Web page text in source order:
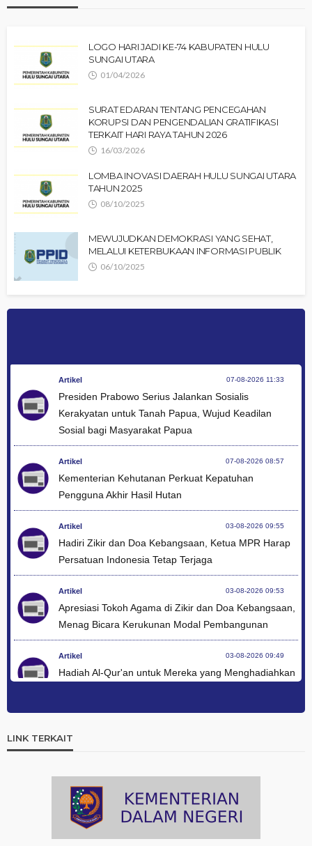
LOGO HARI JADI KE-74 KABUPATEN HULU
SUNGAI UTARA
01/04/2026
SURAT EDARAN TENTANG PENCEGAHAN
KORUPSI DAN PENGENDALIAN GRATIFIKASI
TERKAIT HARI RAYA TAHUN 2026
16/03/2026
LOMBA INOVASI DAERAH HULU SUNGAI UTARA
TAHUN 2025
08/10/2025
MEWUJUDKAN DEMOKRASI YANG SEHAT,
MELALUI KETERBUKAAN INFORMASI PUBLIK
06/10/2025
Artikel 07-08-2026 11:33
Presiden Prabowo Serius Jalankan Sosialis
Kerakyatan untuk Tanah Papua, Wujud Keadilan
Sosial bagi Masyarakat Papua
Artikel 07-08-2026 08:57
Kementerian Kehutanan Perkuat Kepatuhan
Pengguna Akhir Hasil Hutan
Artikel 03-08-2026 09:55
Hadiri Zikir dan Doa Kebangsaan, Ketua MPR Harap
Persatuan Indonesia Tetap Terjaga
Artikel 03-08-2026 09:53
Apresiasi Tokoh Agama di Zikir dan Doa Kebangsaan,
Menag Bicara Kerukunan Modal Pembangunan
Artikel 03-08-2026 09:49
Hadiah Al-Qur'an untuk Mereka yang Menghadiahkan
Ini Teks Lengkap Doa Kebangsaan Umat Kristen
Protestan di Monas
Artikel
Paduan Suara yang Menyatukan Harapan untuk
Indonesia
LINK TERKAIT